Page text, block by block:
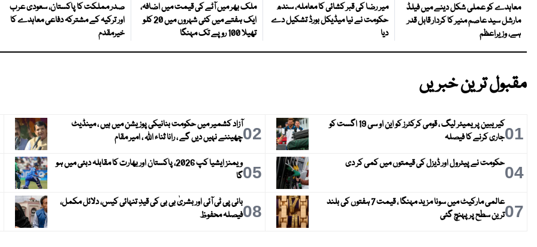
معاہدے کو عملی شکل دینے میں فیلڈ
مارشل سید عاصم منیر کا کردار قابل قدر
ہے، وزیراعظم
میر رضا کی قبر کشائی کا معاملہ، سندھ
حکومت نے نیا میڈیکل بورڈ تشکیل دے
دیا
ملک بھر میں آٹے کی قیمت میں اضافہ،
ایک ہفتے میں کئی شہروں میں 20 کلو
تھیلا 100 روپے تک مہنگا
صدر مملکت کا پاکستان، سعودی عرب
اور ترکیہ کے مشترکہ دفاعی معاہدے کا
خیرمقدم
مقبول ترین خبریں
01
کیریبین پریمیئر لیگ ، قومی کرکٹرز کو این او سی 19 اگست کو
جاری کرنے کا فیصلہ
02آزاد کشمیر میں حکومت بنانیکی پوزیشن میں ہیں ، مینڈیٹ
چھیننے نہیں دیں گے ، رانا ثناء اللہ ، امیر مقام
04حکومت نے پیٹرول اور ڈیزل کی قیمتوں میں کمی کر دی 05
ویمنز ایشیا کپ 2026، پاکستان اور بھارت کا مقابلہ دبئی میں ہو
گا
07
عالمی مارکیٹ میں سونا مزید مہنگا ، قیمت 7 ہفتوں کی بلند
ترین سطح پر پہنچ گئی
08بانی پی ٹی آئی اور بشریٰ بی بی کی قیدِ تنہائی کیس، دلائل مکمل،
فیصلہ محفوظ